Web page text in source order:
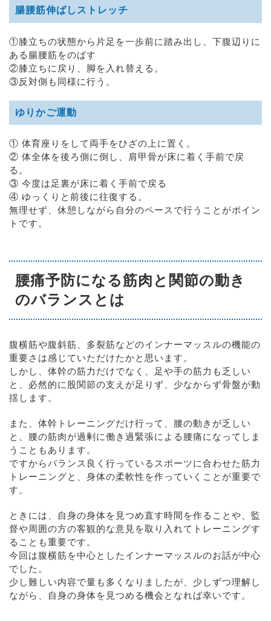
腸腰筋伸ばしストレッチ
①膝立ちの状態から片足を一歩前に踏み出し、下腹辺りに
ある腸腰筋をのばす
②膝立ちに戻り、脚を入れ替える。
③反対側も同様に行う。
ゆりかご運動
① 体育座りをして両手をひざの上に置く。
② 体全体を後ろ側に倒し、肩甲骨が床に着く手前で戻
る。
③ 今度は足裏が床に着く手前で戻る
④ ゆっくりと前後に往復する。
無理せず、休憩しながら自分のペースで行うことがポイン
トです。
腰痛予防になる筋肉と関節の動き
のバランスとは
腹横筋や腹斜筋、多裂筋などのインナーマッスルの機能の
重要さは感じていただけたかと思います。
しかし、体幹の筋力だけでなく、足や手の筋力も乏しい
と、必然的に股関節の支えが足りず、少なからず骨盤が動
揺します。
また、体幹トレーニングだけ行って、腰の動きが乏しい
と、腰の筋肉が過剰に働き過緊張による腰痛になってしま
うこともあります。
ですからバランス良く行っているスポーツに合わせた筋力
トレーニングと、身体の柔軟性を作っていくことが重要で
す。
ときには、自身の身体を見つめ直す時間を作ることや、監
督や周囲の方の客観的な意見を取り入れてトレーニングす
ることも重要です。
今回は腹横筋を中心としたインナーマッスルのお話が中心
でした。
少し難しい内容で量も多くなりましたが、少しずつ理解し
ながら、自身の身体を見つめる機会となれば幸いです。